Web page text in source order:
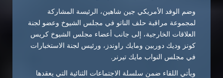
وضم الوفد الأمريكي جين شاهين، الرئيسة المشاركة
لمجموعة مراقبة حلف الناتو في مجلس الشيوخ وعضو لجنة
العلاقات الخارجية، إلى جانب أعضاء مجلس الشيوخ كريس
كونز وديك دوربين ومايك راوندز، ورئيس لجنة الاستخبارات
في مجلس النواب مايك تيرنر.
ويأتي اللقاء ضمن سلسلة الاجتماعات الثنائية التي يعقدها